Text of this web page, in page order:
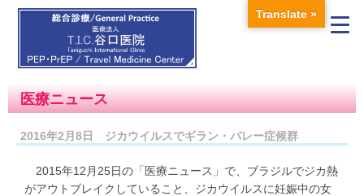
医療ニュース
2016年2月8日 ジカウイルスでギラン・バレー症候群
2015年12月25日の「医療ニュース」で、ブラジルでジカ熱
がアウトブレイクしていること、ジカウイルスに妊娠中の女
Translate »